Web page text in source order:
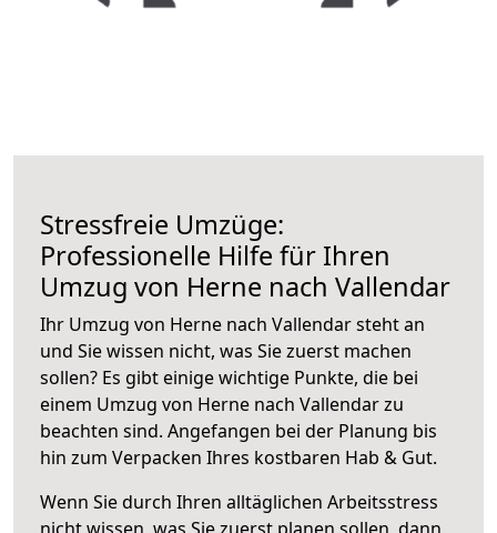
Stressfreie Umzüge:
Professionelle Hilfe für Ihren
Umzug von Herne nach Vallendar
Ihr Umzug von Herne nach Vallendar steht an
und Sie wissen nicht, was Sie zuerst machen
sollen? Es gibt einige wichtige Punkte, die bei
einem Umzug von Herne nach Vallendar zu
beachten sind. Angefangen bei der Planung bis
hin zum Verpacken Ihres kostbaren Hab & Gut.
Wenn Sie durch Ihren alltäglichen Arbeitsstress